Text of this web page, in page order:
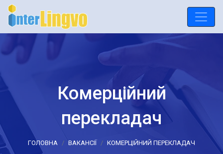
Комерційний
перекладач
ГОЛОВНА ВАКАНСІЇ КОМЕРЦІЙНИЙ ПЕРЕКЛАДАЧ